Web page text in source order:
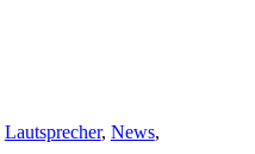
Lautsprecher, News,